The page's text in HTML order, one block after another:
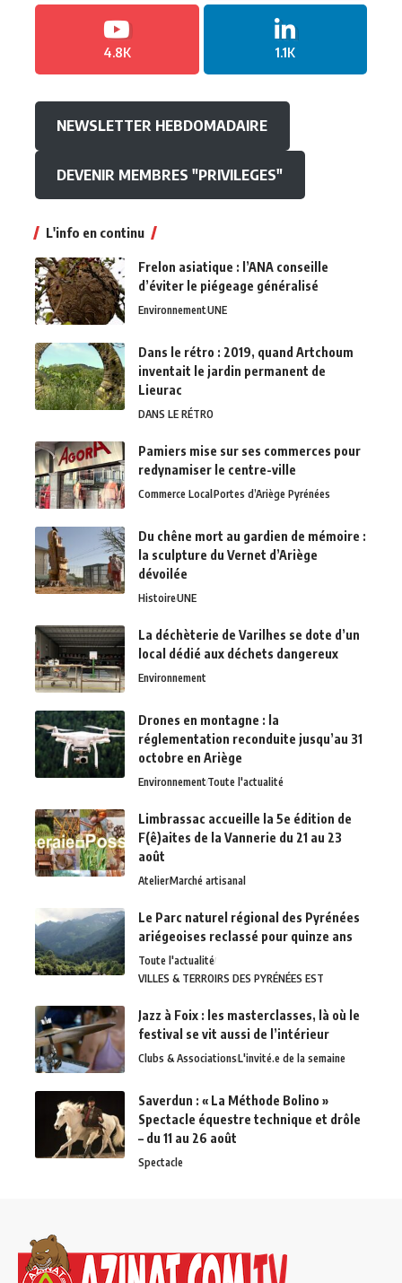
4.8K 1.1K
NEWSLETTER HEBDOMADAIRE
DEVENIR MEMBRES "PRIVILEGES"
L'info en continu
Frelon asiatique : l’ANA conseille
d’éviter le piégeage généralisé
EnvironnementUNE
Dans le rétro : 2019, quand Artchoum
inventait le jardin permanent de
Lieurac
DANS LE RÉTRO
Pamiers mise sur ses commerces pour
redynamiser le centre-ville
Commerce LocalPortes d’Ariège Pyrénées
Du chêne mort au gardien de mémoire :
la sculpture du Vernet d’Ariège
dévoilée
HistoireUNE
La déchèterie de Varilhes se dote d’un
local dédié aux déchets dangereux
Environnement
Drones en montagne : la
réglementation reconduite jusqu’au 31
octobre en Ariège
EnvironnementToute l'actualité
Limbrassac accueille la 5e édition de
F(ê)aites de la Vannerie du 21 au 23
août
AtelierMarché artisanal
Le Parc naturel régional des Pyrénées
ariégeoises reclassé pour quinze ans
Toute l'actualité
VILLES & TERROIRS DES PYRÉNÉES EST
Jazz à Foix : les masterclasses, là où le
festival se vit aussi de l’intérieur
Clubs & AssociationsL'invité.e de la semaine
Saverdun : « La Méthode Bolino »
Spectacle équestre technique et drôle
– du 11 au 26 août
Spectacle